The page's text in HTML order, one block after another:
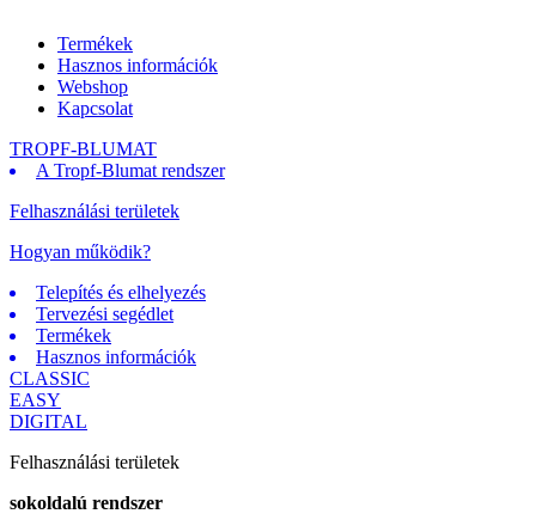
Termékek
Hasznos információk
Webshop
Kapcsolat
TROPF-BLUMAT
A Tropf-Blumat rendszer
Felhasználási területek
Hogyan működik?
Telepítés és elhelyezés
Tervezési segédlet
Termékek
Hasznos információk
CLASSIC
EASY
DIGITAL
Felhasználási területek
sokoldalú rendszer